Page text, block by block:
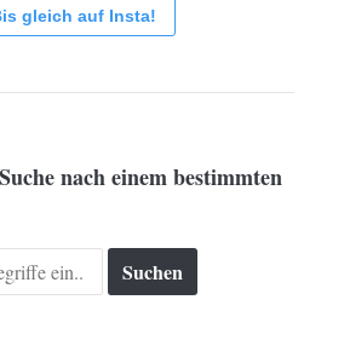
gleich auf Insta!
nach einem bestimmten